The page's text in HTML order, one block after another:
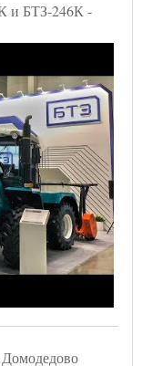
и БТЗ-246К -
Домодедово